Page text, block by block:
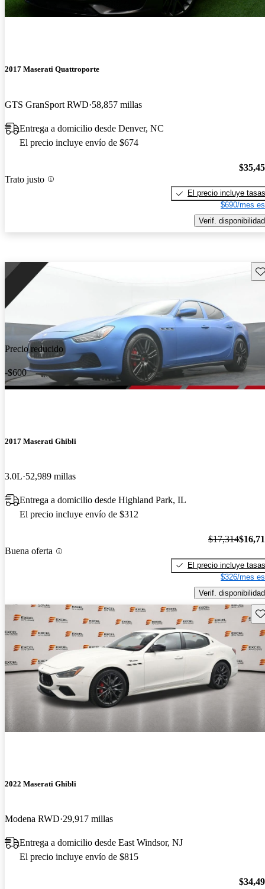
2017 Maserati Quattroporte
GTS GranSport RWD 58,857 millas
Entrega a domicilio desde Denver, NC
El precio incluye envío de $674
Trato justo
El precio incluye tasas
$690/mes
Verif. disponibilidad
Precio reducido
-$600
2017 Maserati Ghibli
3.0L 52,989 millas
Entrega a domicilio desde Highland Park, IL
El precio incluye envío de $312
Buena oferta
$17,314
El precio incluye tasas
$326/mes
Verif. disponibilidad
2022 Maserati Ghibli
Modena RWD 29,917 millas
Entrega a domicilio desde East Windsor, NJ
El precio incluye envío de $815